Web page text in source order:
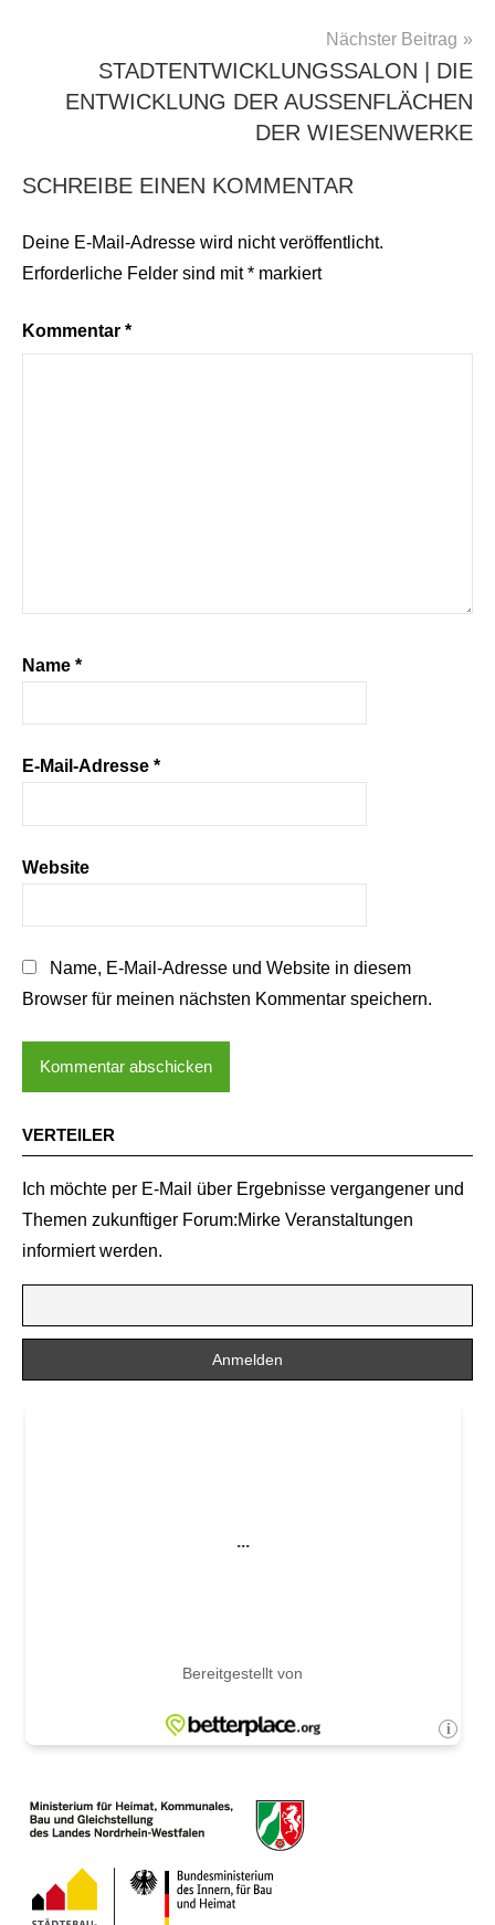
Nächster Beitrag
STADTENTWICKLUNGSSALON | DIE
ENTWICKLUNG DER AUSSENFLÄCHEN D
ER WIESENWERKE
SCHREIBE EINEN KOMMENTAR
Deine E-Mail-Adresse wird nicht veröffentlicht.
Erforderliche Felder sind mit* markiert
Kommentar *
Name *
E-Mail-Adresse *
Website
Name, E-Mail-Adresse und Website in diesem
Browser für meinen nächsten Kommentar speichern.
VERTEILER
Ich möchte per E-Mail über Ergebnisse vergangener und
Themen zukunftiger Forum:Mirke Veranstaltungen
informiert werden.